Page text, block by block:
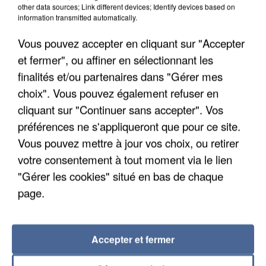
L’UN DES FONDATEURS SUPPOSÉS DE LA DZ
MAFIA INTERPELLÉ EN ALGÉRIE
other data sources; Link different devices; Identify devices based on
information transmitted automatically.
Vous pouvez accepter en cliquant sur "Accepter
et fermer", ou affiner en sélectionnant les
finalités et/ou partenaires dans "Gérer mes
choix". Vous pouvez également refuser en
cliquant sur "Continuer sans accepter". Vos
préférences ne s'appliqueront que pour ce site.
Vous pouvez mettre à jour vos choix, ou retirer
votre consentement à tout moment via le lien
"Gérer les cookies" situé en bas de chaque
page.
Accepter et fermer